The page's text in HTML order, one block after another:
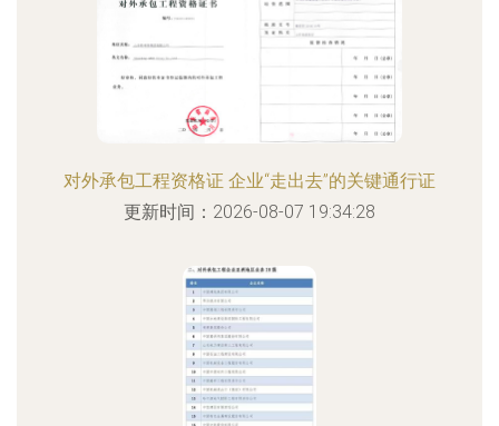
对外承包工程资格证 企业“走出去”的关键通行证
更新时间：2026-08-07 19:34:28